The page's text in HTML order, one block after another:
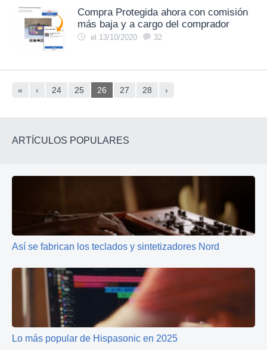
Compra Protegida ahora con comisión
más baja y a cargo del comprador
el 13/10/2020 32
« ‹ 24 25 26 27 28 ›
ARTÍCULOS POPULARES
Así se fabrican los teclados y sintetizadores Nord
Lo más popular de Hispasonic en 2025